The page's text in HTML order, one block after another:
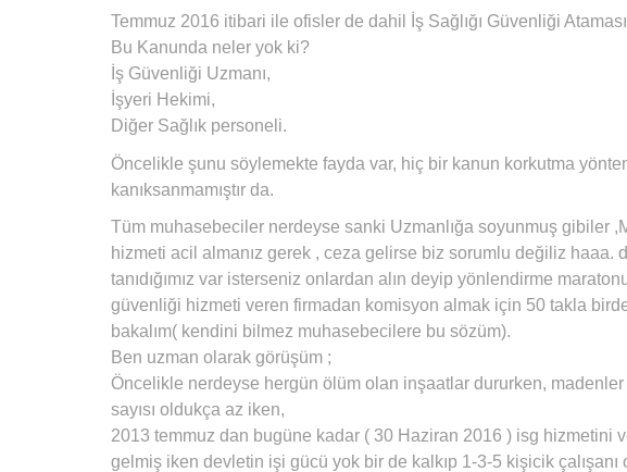
Temmuz 2016 itibari ile ofisler de dahil İş Sağlığı Güvenliği
Bu Kanunda neler yok ki?
İş Güvenliği Uzmanı,
İşyeri Hekimi,
Diğer Sağlık personeli.
Öncelikle şunu söylemekte fayda var, hiç bir kanun korkutma
kanıksanmamıştır da.
Tüm muhasebeciler nerdeyse sanki Uzmanlığa soyunmuş gibiler
hizmeti acil almanız gerek , ceza gelirse biz sorumlu değiliz haaa.
tanıdığımız var isterseniz onlardan alın deyip yönlendirme
güvenliği hizmeti veren firmadan komisyon almak için 50 takla
bakalım( kendini bilmez muhasebecilere bu sözüm).
Ben uzman olarak görüşüm ;
Öncelikle nerdeyse hergün ölüm olan inşaatlar dururken,
sayısı oldukça az iken,
2013 temmuz dan bugüne kadar ( 30 Haziran 2016 ) isg hizmetini
gelmiş iken devletin işi gücü yok bir de kalkıp 1-3-5 kişicik